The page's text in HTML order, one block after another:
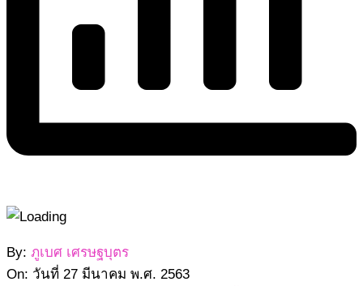
2563-
03-
By: ภูเบศ เศรษฐบุตร
On: วันที่ 27 มีนาคม พ.ศ. 2563